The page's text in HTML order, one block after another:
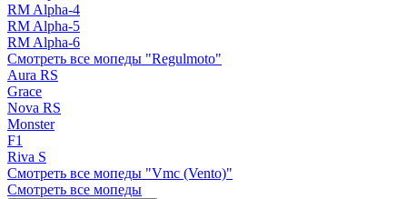
RM Alpha-4
RM Alpha-5
RM Alpha-6
Смотреть все мопеды "Regulmoto"
Aura RS
Grace
Nova RS
Monster
F1
Riva S
Смотреть все мопеды "Vmc (Vento)"
Смотреть все мопеды